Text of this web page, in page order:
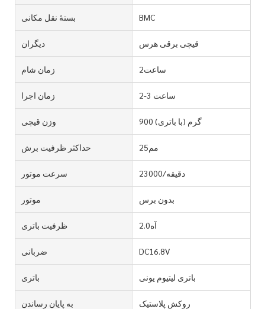
بستۀ نقل مکانی BMC
دیگران قیچی برقی هرس
زمان شام ساعت2
زمان اجرا 2-3 ساعت
وزن قیچی 900 گرم (با باتری)
حداکثر ظرفیت برش مم25
سرعت موتور 23000/دقیقه
موتور بدون برس
ظرفیت باتری آه2.0
ضربانی DC16.8V
باتری باتری لیتیوم یونی
به پایان رساندن روکش پلاستیک